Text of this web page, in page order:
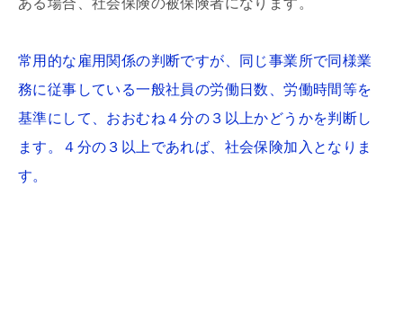
常用的な雇用関係の判断ですが、同じ事業所で同様業
務に従事している一般社員の労働日数、労働時間等を
基準にして、おおむね４分の３以上かどうかを判断し
ます。４分の３以上であれば、社会保険加入となりま
す。